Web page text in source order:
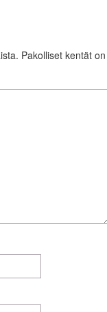
Pakolliset kentät